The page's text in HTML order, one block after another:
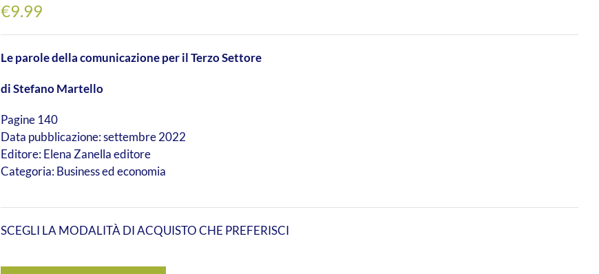
€9.99
Le parole della comunicazione per il Terzo Settore
di Stefano Martello
Pagine 140
Data pubblicazione: settembre 2022
Editore: Elena Zanella editore
Categoria: Business ed economia
SCEGLI LA MODALITÀ DI ACQUISTO CHE PREFERISCI